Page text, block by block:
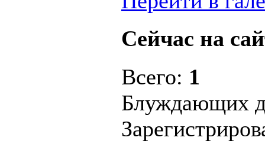
Сейчас на
Всего: 1
Блуждающих